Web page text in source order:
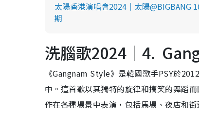
太陽香港演唱會2024｜太陽@BIGBANG
期
洗腦歌2024｜4.
《Gangnam Style》是韓國歌手PSY於
中。這首歌以其獨特的旋律和搞笑的舞蹈
作在各種場景中表演，包括馬場、夜店和